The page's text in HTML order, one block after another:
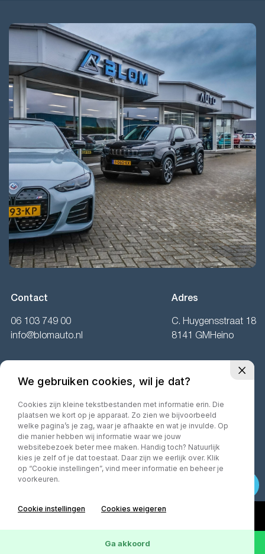
Contact
06 103 749 00
info@blomauto.nl
Adres
C. Huygensstraat 18
8141 GMHeino
Di t/m vr:
09.00 tot 17.00 uur.
Za:
10.00 tot 16.00 uur.
©2026· MorgenInternet Algemene voorwaarden
We gebruiken cookies, wil je dat?
Cookies zijn kleine tekstbestanden met informatie erin. Die
plaatsen we kort op je apparaat. Zo zien we bijvoorbeeld
welke pagina’s je zag, waar je afhaakte en wat je invulde. Op
die manier hebben wij informatie waar we jouw
websitebezoek beter mee maken. Handig toch? Natuurlijk
kies je zelf of je dat toestaat. Daar zijn we eerlijk over. Klik
op “Cookie instellingen”, vind meer informatie en beheer je
voorkeuren.
Cookie instellingen Cookies weigeren
Ga akkoord